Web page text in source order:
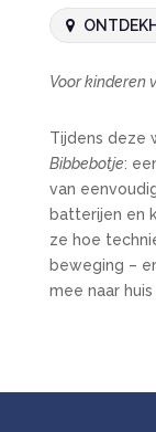
Voor kinderen
Tijdens deze
Bibbebotje:
van
batterijen en
ze hoe
beweging –
mee naar huis